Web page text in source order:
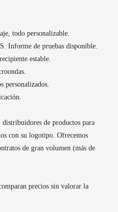
todo personalizable.
Informe de pruebas disponible.
estable.
personalizados.
distribuidores de productos para
con su logotipo. Ofrecemos
de gran volumen (más de
precios sin valorar la